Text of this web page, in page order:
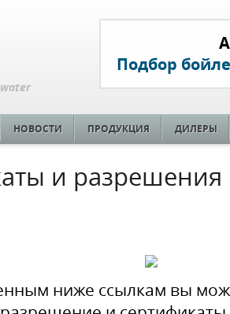
Подбор
НОВОСТИ ПРОДУКЦИЯ ДИЛЕРЫ
и разрешения
ниже ссылкам вы